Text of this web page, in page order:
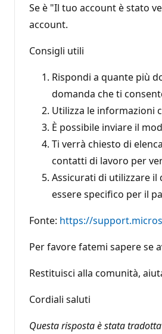
Se è "Il tuo account è stato
account.
Consigli utili
Rispondi a quante più
domanda che ti
Utilizza le informazioni
È possibile inviare il
Ti verrà chiesto di
contatti di lavoro per
Assicurati di utilizzare
essere specifico per il
Fonte: https://
Per favore fatemi sapere se
Restituisci alla comunità,
Cordiali saluti
Questa risposta è stata